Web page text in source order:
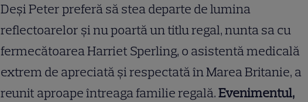
Deși Peter preferă să stea departe de lumina
reflectoarelor și nu poartă un titlu regal, nunta sa cu
fermecătoarea Harriet Sperling, o asistentă medicală
extrem de apreciată și respectată în Marea Britanie, a
reunit aproape întreaga familie regală.Evenimentul,